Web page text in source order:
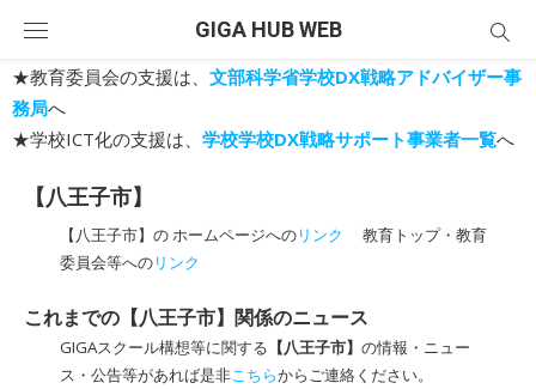
content
GIGA HUB WEB
★教育委員会の支援は、 文部科学省学校DX戦略アドバイザー事
務局へ
★学校ICT化の支援は、 学校学校DX戦略サポート事業者一覧へ
【八王子市】
【八王子市】の ホームページへのリンク
教育トップ・教育
委員会等へのリンク
これまでの【八王子市】関係のニュース
GIGAスクール構想等に関する 【八王子市】 の情報・ニュー
ス・公告等があれば是非こちらからご連絡ください。